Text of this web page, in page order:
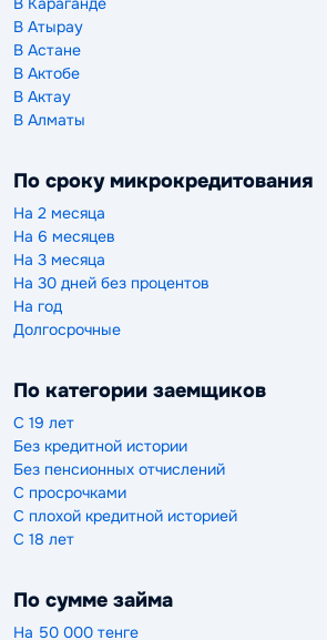
В Атырау
В Астане
В Актобе
В Актау
В Алматы
По сроку микрокредитования
На 2 месяца
На 6 месяцев
На 3 месяца
На 30 дней без процентов
На год
Долгосрочные
По категории заемщиков
С 19 лет
Без кредитной истории
Без пенсионных отчислений
С просрочками
С плохой кредитной историей
С 18 лет
По сумме займа
На 50 000 тенге